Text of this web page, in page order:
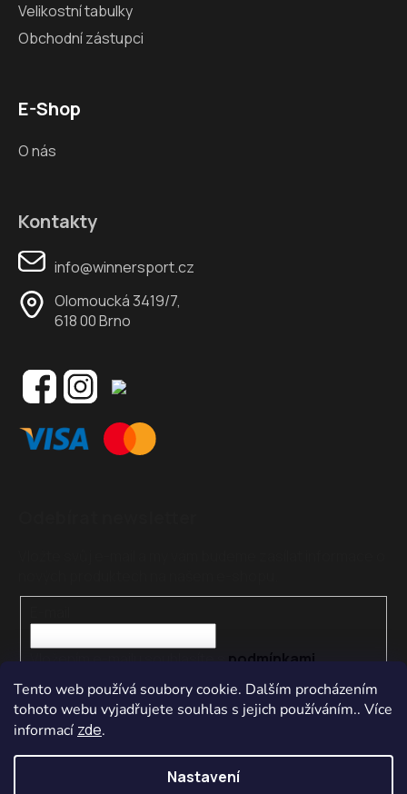
Tento web používá soubory cookie. Dalším procházením
tohoto webu vyjadřujete souhlas s jejich používáním.. Více
informací zde.
Nastavení
Velikostní tabulky
Obchodní zástupci
E-Shop
O nás
Kontakty
info@winnersport.cz
Olomoucká 3419/7,
618 00 Brno
Vložením e-mailu souhlasíte spodmínkami
ochrany osobních údajů
PŘIHLÁSIT SE